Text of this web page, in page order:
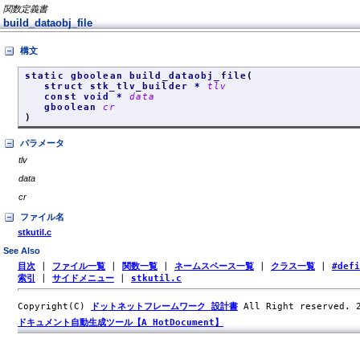
関数定義書
build_dataobj_file
構文
static gboolean build_dataobj_file (
struct stk_tlv_builder * tlv
const void * data
gbooleancr
)
パラメータ
tlv
data
cr
ファイル名
stkutil.c
See Also
目次 ファイル一覧 関数一覧 ネームスペース一覧 クラス一覧
索引
サイドメニュー stkutil.c
Copyright(C) ドットネットフレームワーク 設計書 All Right reserved.
ドキュメント自動生成ツール【A HotDocument】